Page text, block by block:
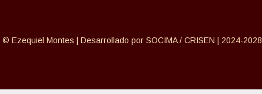
© Ezequiel Montes | Desarrollado por SOCIMA / CRISEN | 2024-2028